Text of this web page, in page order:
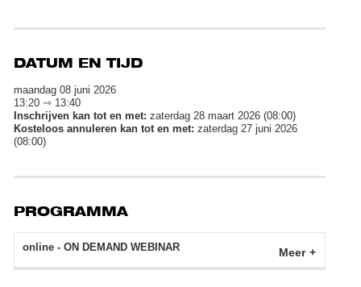
DATUM EN TIJD
maandag 08 juni 2026
13:20 ⇾ 13:40
Inschrijven kan tot en met: zaterdag 28 maart 2026 (08:00)
Kosteloos annuleren kan tot en met: zaterdag 27 juni 2026
(08:00)
PROGRAMMA
online - ON DEMAND WEBINAR Meer